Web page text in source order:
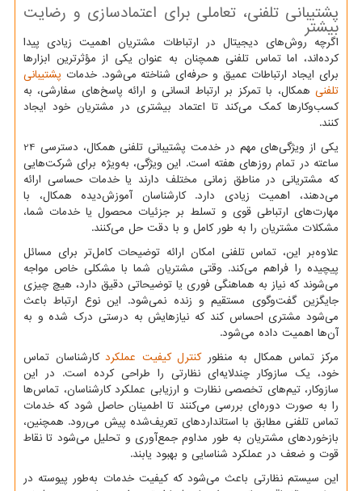
پشتیبانی تلفنی، تعاملی برای اعتمادسازی و رضایت
بیشتر
اگرچه روش‌های دیجیتال در ارتباطات مشتریان اهمیت زیادی پیدا
کرده‌اند، اما تماس تلفنی همچنان به عنوان یکی از مؤثرترین ابزارها
برای ایجاد ارتباطات عمیق و حرفه‌ای شناخته می‌شود. خدمات پشتیبانی
تلفنی همکال، با تمرکز بر ارتباط انسانی و ارائه پاسخ‌های سفارشی، به
کسب‌وکارها کمک می‌کند تا اعتماد بیشتری در مشتریان خود ایجاد
کنند.
یکی از ویژگی‌های مهم در خدمت پشتیبانی تلفنی همکال، دسترسی 24
ساعته در تمام روزهای هفته است. این ویژگی، به‌ویژه برای شرکت‌هایی
که مشتریانی در مناطق زمانی مختلف دارند یا خدمات حساسی ارائه
می‌دهند، اهمیت زیادی دارد. کارشناسان آموزش‌دیده همکال، با
مهارت‌های ارتباطی قوی و تسلط بر جزئیات محصول یا خدمات شما،
مشکلات مشتریان را به طور کامل و با دقت حل می‌کنند.
علاوه‌بر این، تماس تلفنی امکان ارائه توضیحات کامل‌تر برای مسائل
پیچیده را فراهم می‌کند. وقتی مشتریان شما با مشکلی خاص مواجه
می‌شوند که نیاز به هماهنگی فوری یا توضیحاتی دقیق دارد، هیچ چیزی
جایگزین گفت‌وگوی مستقیم و زنده نمی‌شود. این نوع ارتباط باعث
می‌شود مشتری احساس کند که نیازهایش به درستی درک شده و به
آن‌ها اهمیت داده می‌شود.
مرکز تماس همکال به منظورکنترل کیفیت عملکردکارشناسان تماس
خود، یک سازوکار چندلایه‌ای نظارتی را طراحی کرده است. در این
سازوکار، تیم‌های تخصصی نظارت و ارزیابی عملکرد کارشناسان، تماس‌ها
را به صورت دوره‌ای بررسی می‌کنند تا اطمینان حاصل شود که خدمات
تماس تلفنی مطابق با استانداردهای تعریف‌شده پیش می‌رود. همچنین،
بازخوردهای مشتریان به طور مداوم جمع‌آوری و تحلیل می‌شود تا نقاط
قوت و ضعف در عملکرد شناسایی و بهبود یابند.
این سیستم نظارتی باعث می‌شود که کیفیت خدمات به‌طور پیوسته در